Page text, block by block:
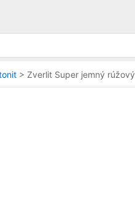
> Zverlit Super jemný rúžový